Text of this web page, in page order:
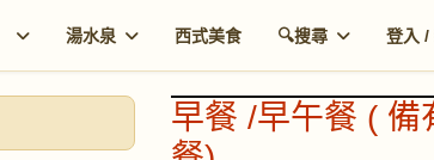
湯水泉 西式美食 🔍搜尋 登入 /
早餐 /早午餐 ( 備